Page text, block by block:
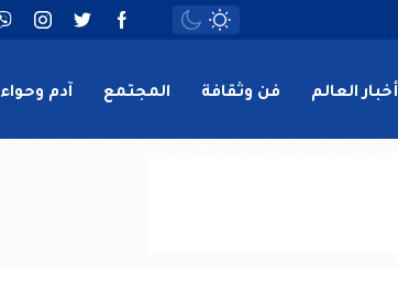
أخبار العالم فن وثقافة المجتمع آدم وحواء